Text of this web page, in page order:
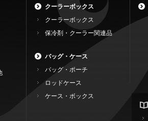
クーラーボックス
クーラーボックス
保冷剤・クーラー関連品
バッグ・ケース
バッグ・ポーチ
ロッドケース
ケース・ボックス